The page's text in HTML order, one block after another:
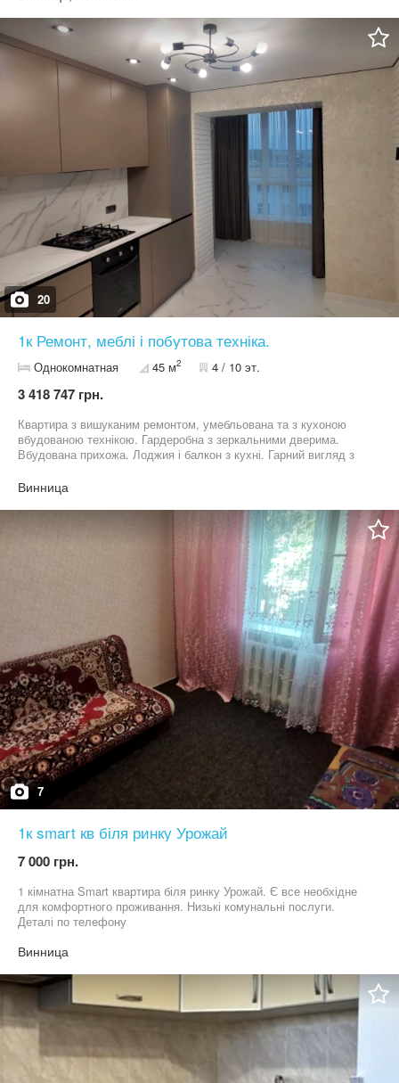
проживання.
20
1к Ремонт, меблі і побутова техніка.
Однокомнатная 45 м2 4 / 10 эт.
3 418 747 грн.
Квартира з вишуканим ремонтом, умебльована та з кухоною
вбудованою технікою. Гардеробна з зеркальними дверима.
Вбудована прихожа. Лоджия і балкон з кухні. Гарний вигляд з
Винница
7
1к smart кв біля ринку Урожай
7 000 грн.
1 кімнатна Smart квартира біля ринку Урожай. Є все необхідне
для комфортного проживання. Низькі комунальні послуги.
Деталі по телефону
Винница